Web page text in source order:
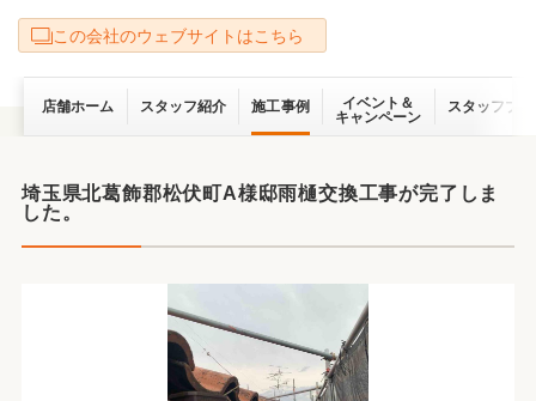
この会社のウェブサイトはこちら
店舗ホーム スタッフ紹介 施工事例
イベント＆
キャンペーン
スタッフブ
埼玉県北葛飾郡松伏町A様邸雨樋交換工事が完了しま
した。